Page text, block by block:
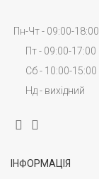
Пн-Чт - 09:00-18:00
Пт - 09:00-17:00
Сб - 10:00-15:00
Нд - вихідний
ІНФОРМАЦІЯ